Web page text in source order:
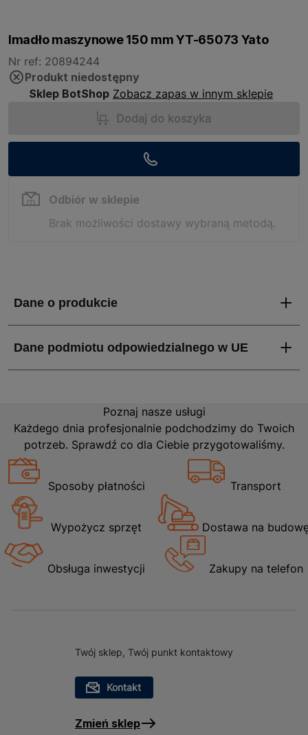
Imadło maszynowe 150 mm YT-65073 Yato
Nr ref: 20894244
Produkt niedostępny
Sklep BotShop Zobacz zapas w innym sklepie
Dodaj do koszyka
Odbiór w sklepie
Brak możliwości dostawy wybraną metodą.
Poznaj nasze usługi
Każdego dnia profesjonalnie podchodzimy do Twoich
potrzeb. Sprawdź co dla Ciebie przygotowaliśmy.
Sposoby płatności Transport
Wypożycz sprzęt Dostawa na
Obsługa inwestycji Zakupy na telefon
Twój sklep, Twój punkt kontaktowy
Kontakt
Zmień sklep